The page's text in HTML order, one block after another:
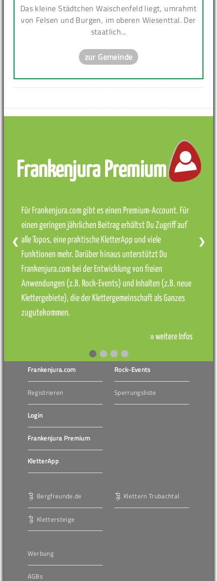
Das kleine Städtchen Waischenfeld liegt, umrahmt
von Felsen und Burgen, im oberen Wiesenttal. Der
staatlich...
zur Gemeinde
Frankenjura Premium
Für Frankenjura.com gibt es einen Premium-Account. Für
einen geringen jährlichen Beitrag erhältst Du Zugriff auf
alle Topos, eine praktische KletterApp und viele
Funktionen mehr. Darüber hinaus unterstützt Du
Frankenjura.com bei der Entwicklung von freien
Anwendungen (z.B. Rock-Events) und Inhalten (z.B. neue
Klettergebiete), die der Klettergemeinschaft als Ganzes
zugutekommen.
» weitere Infos
❮ ❯
Frankenjura.com
Registrieren
Login
Frankenjura Premium
KletterApp
Rock-Events
Sperrungsliste
Bergfreunde.de
Klettersteige
Klettern Trubachtal
Werbung
AGBs